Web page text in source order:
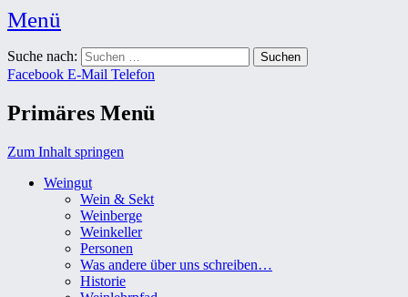
Menü
Weingut Karl Friedrich Aust
Das Weingut im Herzen der Radebeuler Oberlößnitz
Suche nach:
Facebook E-Mail Telefon
Primäres Menü
Zum Inhalt springen
Weingut
Wein & Sekt
Weinberge
Weinkeller
Personen
Was andere über uns schreiben…
Historie